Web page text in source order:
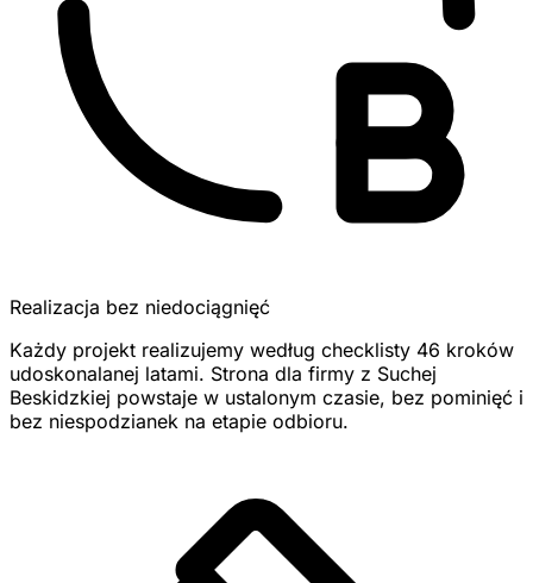
Realizacja bez niedociągnięć
Każdy projekt realizujemy według checklisty 46 kroków
udoskonalanej latami. Strona dla firmy z Suchej
Beskidzkiej powstaje w ustalonym czasie, bez pominięć i
bez niespodzianek na etapie odbioru.